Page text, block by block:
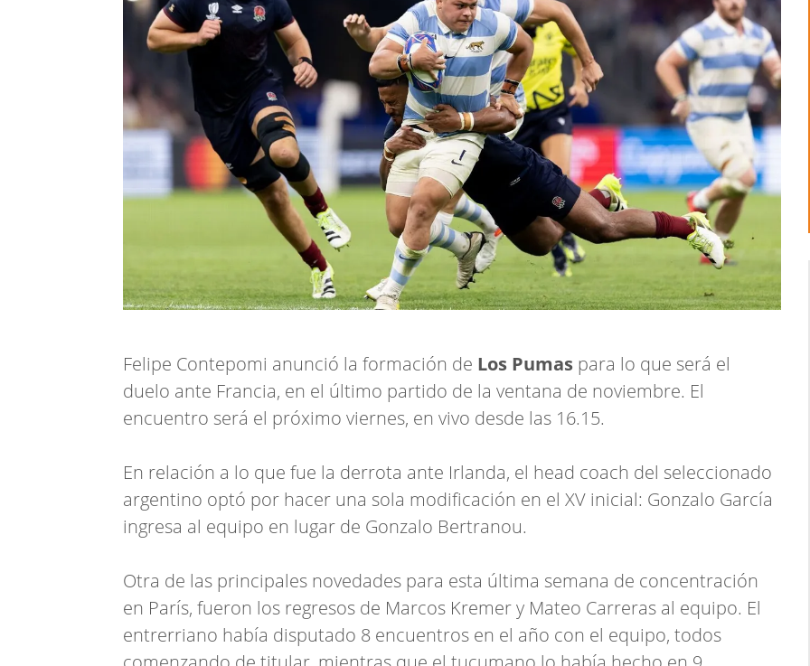
Felipe Contepomi anunció la formación de Los Pumas para lo que será el
duelo ante Francia, en el último partido de la ventana de noviembre. El
encuentro será el próximo viernes, en vivo desde las 16.15.
En relación a lo que fue la derrota ante Irlanda, el head coach del seleccionado
argentino optó por hacer una sola modificación en el XV inicial: Gonzalo García
ingresa al equipo en lugar de Gonzalo Bertranou.
Otra de las principales novedades para esta última semana de concentración
en París, fueron los regresos de Marcos Kremer y Mateo Carreras al equipo. El
entrerriano había disputado 8 encuentros en el año con el equipo, todos